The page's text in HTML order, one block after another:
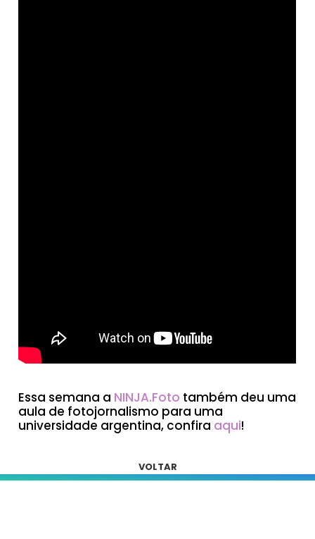
Essa semana a NINJA.Foto também deu uma
aula de fotojornalismo para uma
universidade argentina, confira aqui!
VOLTAR